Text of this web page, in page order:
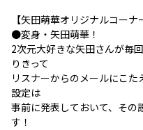
【矢田萌華オリジナルコーナ
●変身・矢田萌華！
2次元大好きな矢田さんが毎
りきって
リスナーからのメールにこ
設定は
事前に発表しておいて、その
す！